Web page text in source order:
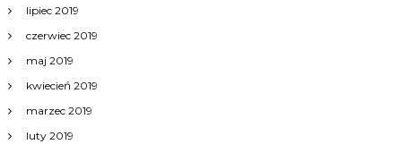
lipiec 2019
czerwiec 2019
maj 2019
kwiecień 2019
marzec 2019
luty 2019